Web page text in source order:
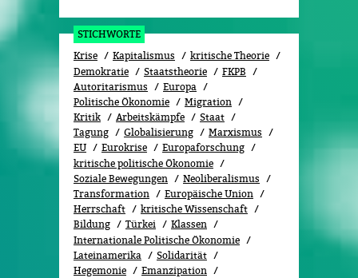
STICHWORTE
Krise
Kapitalismus
kritische Theorie
Demokratie
Staatstheorie
FKPB
Autoritarismus
Europa
Politische Ökonomie
Migration
Kritik
Arbeitskämpfe
Staat
Tagung
Globalisierung
Marxismus
EU
Eurokrise
Europaforschung
kritische politische Ökonomie
Soziale Bewegungen
Neoliberalismus
Transformation
Europäische Union
Herrschaft
kritische Wissenschaft
Bildung
Türkei
Klassen
Internationale Politische Ökonomie
Lateinamerika
Solidarität
Hegemonie
Emanzipation